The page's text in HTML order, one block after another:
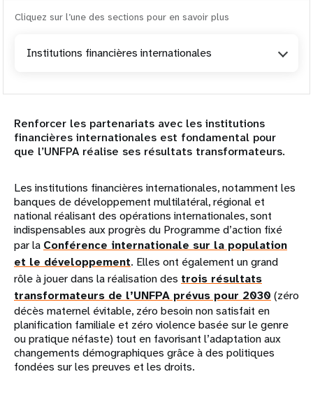
Cliquez sur l’une des sections pour en savoir plus
Institutions financières internationales
Aperçu
Milieu universitaire
Société civile et parlementaires
Partenaires gouvernementaux
Institutions financières internationales
Organisations confessionnelles
Fondations et organisations philanthropiques
Organismes des Nations Unies
Renforcer les partenariats avec les institutions
financières internationales est fondamental pour
que l’UNFPA réalise ses résultats transformateurs.
Les institutions financières internationales, notamment les
banques de développement multilatéral, régional et
national réalisant des opérations internationales, sont
indispensables aux progrès du Programme d’action fixé
par la Conférence internationale sur la population
et le développement. Elles ont également un grand
rôle à jouer dans la réalisation des trois résultats
transformateurs de l’UNFPA prévus pour 2030 (zéro
décès maternel évitable, zéro besoin non satisfait en
planification familiale et zéro violence basée sur le genre
ou pratique néfaste) tout en favorisant l’adaptation aux
changements démographiques grâce à des politiques
fondées sur les preuves et les droits.